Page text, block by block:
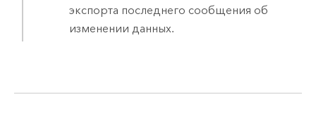
экспорта последнего сообщения об
изменении данных.